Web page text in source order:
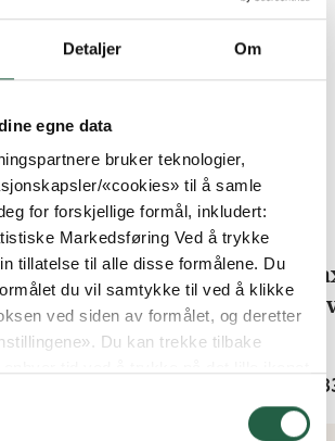
Detaljer Om
egne data
bruker teknologier,
«cookies» til å samle
for forskjellige formål, inkludert:
Markedsføring Ved å trykke
tillatelse til alle disse formålene. Du
du vil samtykke til ved å klikke
ved siden av formålet, og deretter
Du kan trekke tilbake
informasjonskapsler og annen
startpakke
kr